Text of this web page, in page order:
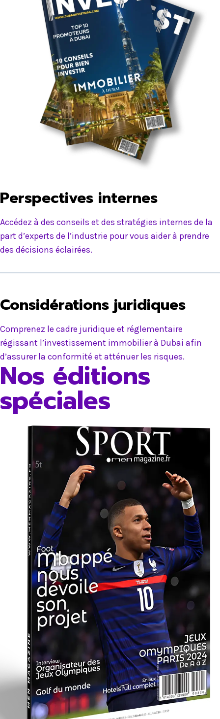
Perspectives internes
Accédez à des conseils et des stratégies internes de la
part d’experts de l’industrie pour vous aider à prendre
des décisions éclairées.
Considérations juridiques
Comprenez le cadre juridique et réglementaire
régissant l’investissement immobilier à Dubai afin
d’assurer la conformité et atténuer les risques.
Nos éditions
spéciales